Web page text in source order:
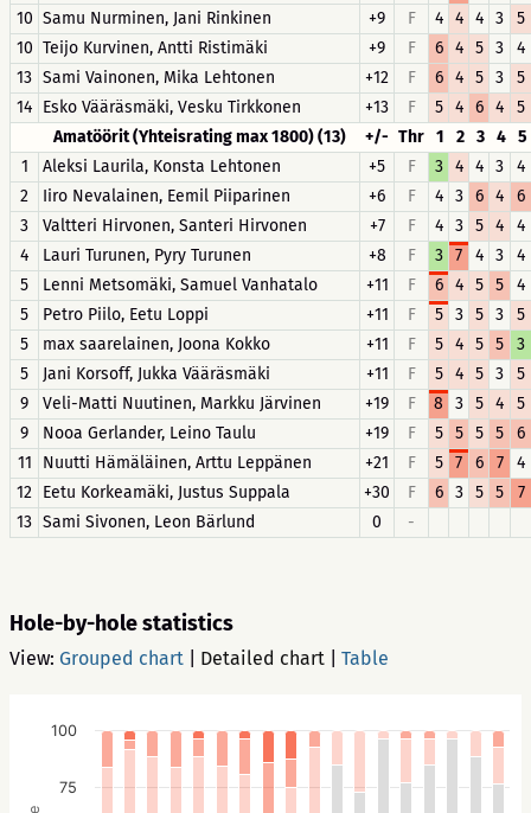
10 Samu Nurminen, Jani Rinkinen +9 F 4 4 4 3
5
10 Teijo Kurvinen, Antti Ristimäki +9 F 6 4 5 3
4
13 Sami Vainonen, Mika Lehtonen +12 F 6 4 5 3
5
14 Esko Vääräsmäki, Vesku Tirkkonen +13 F 5 4 6 4
5
Amatöörit (Yhteisrating max 1800) (13)
+/- Thr 1 2 3 4 5
1
Aleksi Laurila, Konsta Lehtonen +5 F 3 4 4 3
4
2
Iiro Nevalainen, Eemil Piiparinen +6 F 4 3 6 4
6
3
Valtteri Hirvonen, Santeri Hirvonen +7 F 4 3 5 4
4
4
Lauri Turunen, Pyry Turunen +8 F 3 7 4 3
4
5
Lenni Metsomäki, Samuel Vanhatalo +11 F 6 4 5 5
4
5
Petro Piilo, Eetu Loppi +11 F 5 3 5 3
5
5
max saarelainen, Joona Kokko +11 F 5 4 5 5
3
5
Jani Korsoff, Jukka Vääräsmäki +11 F 5 4 5 3
5
9
Veli-Matti Nuutinen, Markku Järvinen +19 F 8 3 5 4
5
9
Nooa Gerlander, Leino Taulu +19 F 5 5 5 5
6
11
Nuutti Hämäläinen, Arttu Leppänen +21 F 5 7 6 7
4
12 Eetu Korkeamäki, Justus Suppala +30 F 6 3 5 5
7
13 Sami Sivonen, Leon Bärlund 0 -
Hole-by-hole statistics
View: Grouped chart Detailed chart Table
75
100